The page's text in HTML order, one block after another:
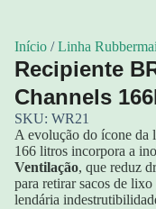
Início /Linha
Recipiente
Channels
SKU: WR21
A evolução do ícone
166 litros incorpora a
Ventilação, que reduz
para retirar sacos de
lendária